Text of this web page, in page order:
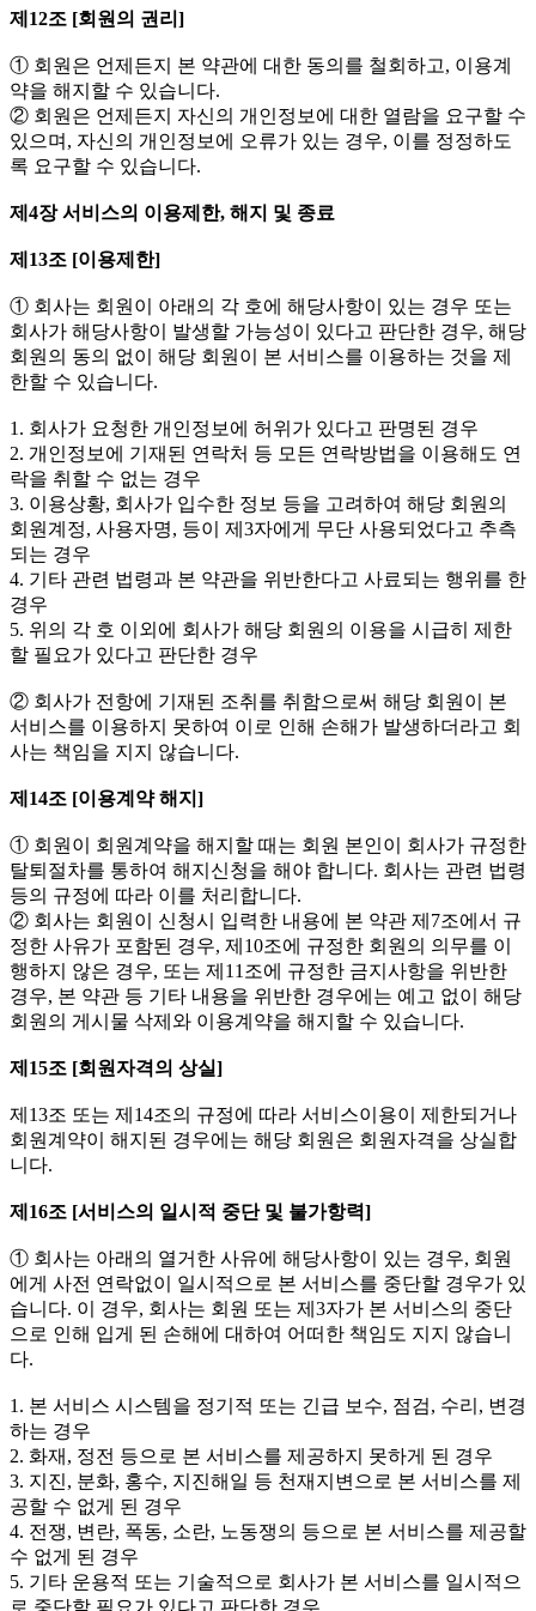
제12조 [회원의 권리]
① 회원은 언제든지 본 약관에 대한 동의를 철회하고, 이용계
약을 해지할 수 있습니다.
② 회원은 언제든지 자신의 개인정보에 대한 열람을 요구할 수
있으며, 자신의 개인정보에 오류가 있는 경우, 이를 정정하도
록 요구할 수 있습니다.
제4장 서비스의 이용제한, 해지 및 종료
제13조 [이용제한]
① 회사는 회원이 아래의 각 호에 해당사항이 있는 경우 또는
회사가 해당사항이 발생할 가능성이 있다고 판단한 경우, 해당
회원의 동의 없이 해당 회원이 본 서비스를 이용하는 것을 제
한할 수 있습니다.
1. 회사가 요청한 개인정보에 허위가 있다고 판명된 경우
2. 개인정보에 기재된 연락처 등 모든 연락방법을 이용해도 연
락을 취할 수 없는 경우
3. 이용상황, 회사가 입수한 정보 등을 고려하여 해당 회원의
회원계정, 사용자명, 등이 제3자에게 무단 사용되었다고 추측
되는 경우
4. 기타 관련 법령과 본 약관을 위반한다고 사료되는 행위를 한
경우
5. 위의 각 호 이외에 회사가 해당 회원의 이용을 시급히 제한
할 필요가 있다고 판단한 경우
② 회사가 전항에 기재된 조취를 취함으로써 해당 회원이 본
서비스를 이용하지 못하여 이로 인해 손해가 발생하더라고 회
사는 책임을 지지 않습니다.
제14조 [이용계약 해지]
① 회원이 회원계약을 해지할 때는 회원 본인이 회사가 규정한
탈퇴절차를 통하여 해지신청을 해야 합니다. 회사는 관련 법령
등의 규정에 따라 이를 처리합니다.
② 회사는 회원이 신청시 입력한 내용에 본 약관 제7조에서 규
정한 사유가 포함된 경우, 제10조에 규정한 회원의 의무를 이
행하지 않은 경우, 또는 제11조에 규정한 금지사항을 위반한
경우, 본 약관 등 기타 내용을 위반한 경우에는 예고 없이 해당
회원의 게시물 삭제와 이용계약을 해지할 수 있습니다.
제15조 [회원자격의 상실]
제13조 또는 제14조의 규정에 따라 서비스이용이 제한되거나
회원계약이 해지된 경우에는 해당 회원은 회원자격을 상실합
니다.
제16조 [서비스의 일시적 중단 및 불가항력]
① 회사는 아래의 열거한 사유에 해당사항이 있는 경우, 회원
에게 사전 연락없이 일시적으로 본 서비스를 중단할 경우가 있
습니다. 이 경우, 회사는 회원 또는 제3자가 본 서비스의 중단
으로 인해 입게 된 손해에 대하여 어떠한 책임도 지지 않습니
다.
1. 본 서비스 시스템을 정기적 또는 긴급 보수, 점검, 수리, 변경
하는 경우
2. 화재, 정전 등으로 본 서비스를 제공하지 못하게 된 경우
3. 지진, 분화, 홍수, 지진해일 등 천재지변으로 본 서비스를 제
공할 수 없게 된 경우
4. 전쟁, 변란, 폭동, 소란, 노동쟁의 등으로 본 서비스를 제공할
수 없게 된 경우
5. 기타 운용적 또는 기술적으로 회사가 본 서비스를 일시적으
로 중단할 필요가 있다고 판단한 경우